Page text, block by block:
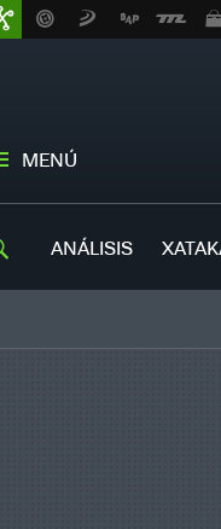
MENÚ
ANÁLISIS